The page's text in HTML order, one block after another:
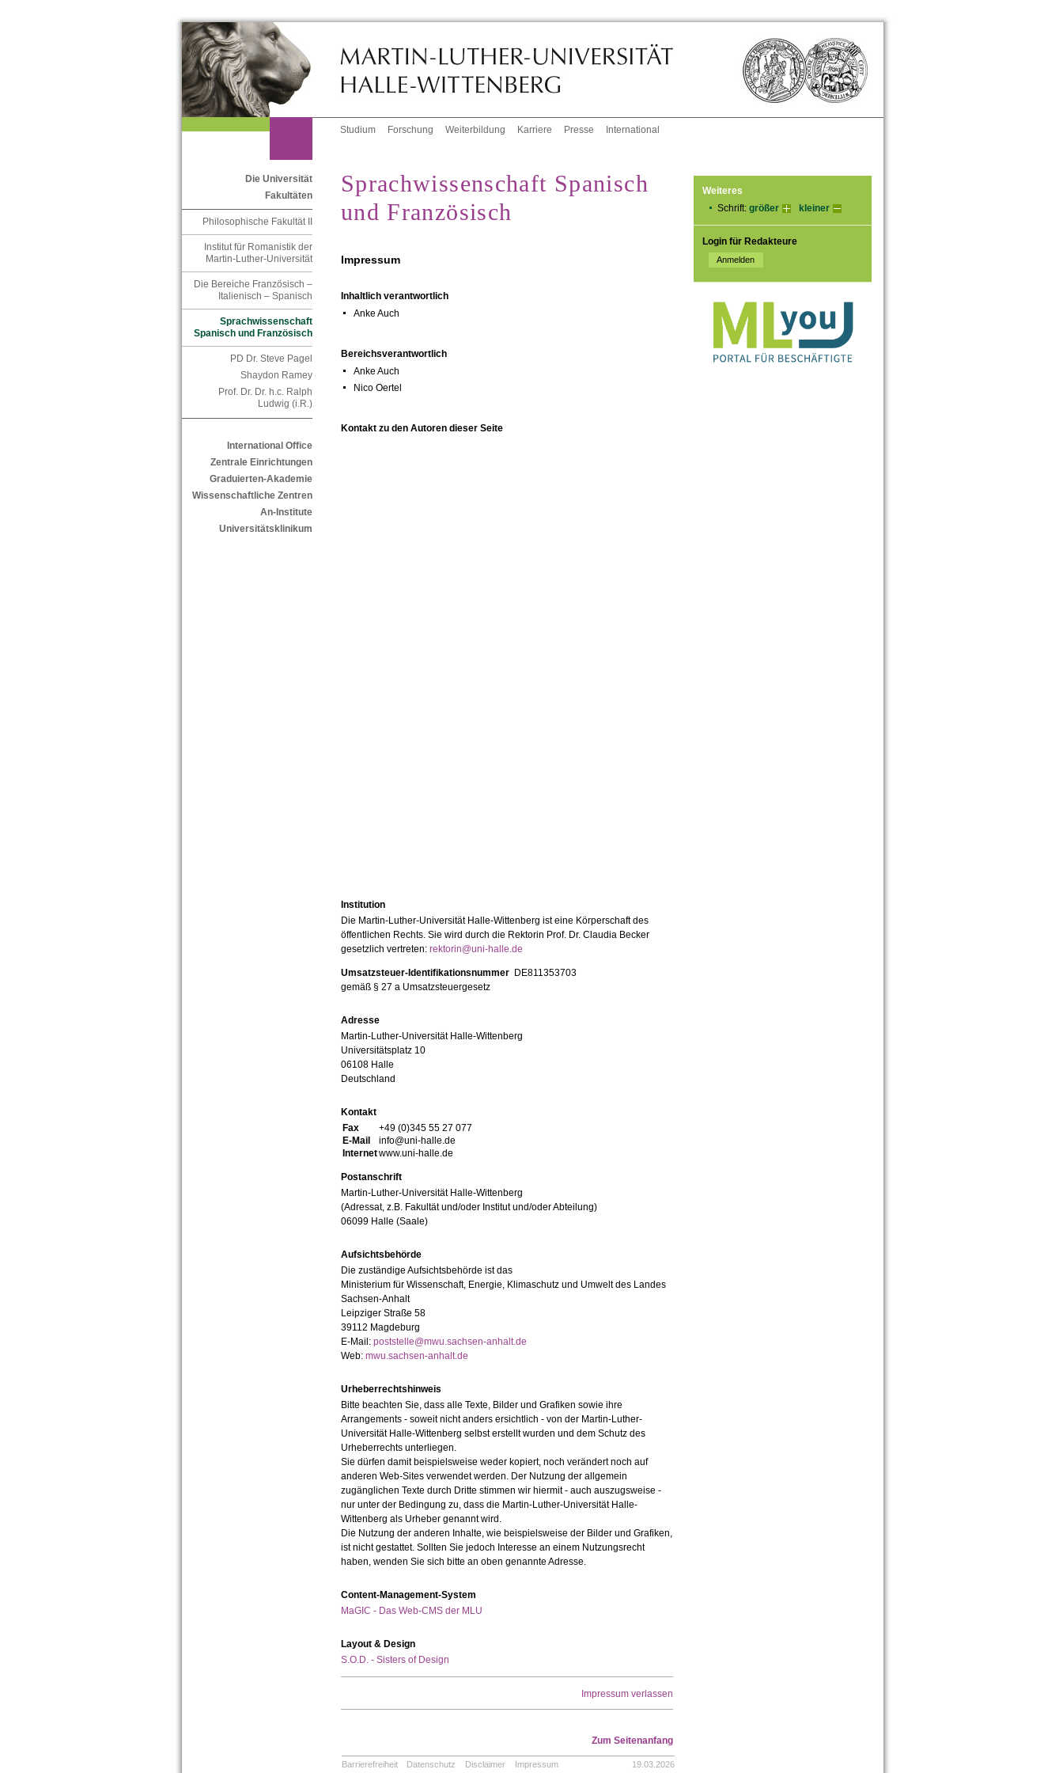
Studium Forschung Weiterbildung Karriere Presse International
Die Universität
Fakultäten
Philosophische Fakultät II
Institut für Romanistik der
Martin-Luther-Universität
Die Bereiche Französisch –
Italienisch – Spanisch
Sprachwissenschaft
Spanisch und Französisch
PD Dr. Steve Pagel
Shaydon Ramey
Prof. Dr. Dr. h.c. Ralph
Ludwig (i.R.)
International Office
Zentrale Einrichtungen
Graduierten-Akademie
Wissenschaftliche Zentren
An-Institute
Universitätsklinikum
Weiteres
Schrift: größer kleiner
Login für Redakteure
Sprachwissenschaft Spanisch
und Französisch
Impressum
Inhaltlich verantwortlich
Anke Auch
Bereichsverantwortlich
Anke Auch
Nico Oertel
Kontakt zu den Autoren dieser Seite
Institution
Die Martin-Luther-Universität Halle-Wittenberg ist eine Körperschaft des
öffentlichen Rechts. Sie wird durch die Rektorin Prof. Dr. Claudia Becker
gesetzlich vertreten: rektorin@uni-halle.de
Umsatzsteuer-Identifikationsnummer DE811353703
gemäß § 27 a Umsatzsteuergesetz
Adresse
Martin-Luther-Universität Halle-Wittenberg
Universitätsplatz 10
06108 Halle
Deutschland
Kontakt
Fax
+49 (0)345 55 27 077
E-Mail
info@uni-halle.de
Internetwww.uni-halle.de
Postanschrift
Martin-Luther-Universität Halle-Wittenberg
(Adressat, z.B. Fakultät und/oder Institut und/oder Abteilung)
06099 Halle (Saale)
Aufsichtsbehörde
Die zuständige Aufsichtsbehörde ist das
Ministerium für Wissenschaft, Energie, Klimaschutz und Umwelt des Landes
Sachsen-Anhalt
Leipziger Straße 58
39112 Magdeburg
E-Mail: poststelle@mwu.sachsen-anhalt.de
Web: mwu.sachsen-anhalt.de
Urheberrechtshinweis
Bitte beachten Sie, dass alle Texte, Bilder und Grafiken sowie ihre
Arrangements - soweit nicht anders ersichtlich - von der Martin-Luther-
Universität Halle-Wittenberg selbst erstellt wurden und dem Schutz des
Urheberrechts unterliegen.
Sie dürfen damit beispielsweise weder kopiert, noch verändert noch auf
anderen Web-Sites verwendet werden. Der Nutzung der allgemein
zugänglichen Texte durch Dritte stimmen wir hiermit - auch auszugsweise -
nur unter der Bedingung zu, dass die Martin-Luther-Universität Halle-
Wittenberg als Urheber genannt wird.
Die Nutzung der anderen Inhalte, wie beispielsweise der Bilder und Grafiken,
ist nicht gestattet. Sollten Sie jedoch Interesse an einem Nutzungsrecht
haben, wenden Sie sich bitte an oben genannte Adresse.
Content-Management-System
MaGIC - Das Web-CMS der MLU
Layout & Design
S.O.D. - Sisters of Design
Impressum verlassen
Zum Seitenanfang
Barrierefreiheit Datenschutz Disclaimer Impressum 19.03.2026